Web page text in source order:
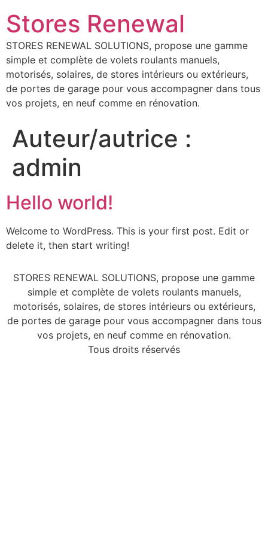
Stores Renewal
STORES RENEWAL SOLUTIONS, propose une gamme
simple et complète de volets roulants manuels,
motorisés, solaires, de stores intérieurs ou extérieurs,
de portes de garage pour vous accompagner dans tous
vos projets, en neuf comme en rénovation.
Auteur/autrice :
admin
Hello world!
Welcome to WordPress. This is your first post. Edit or
delete it, then start writing!
STORES RENEWAL SOLUTIONS, propose une gamme
simple et complète de volets roulants manuels,
motorisés, solaires, de stores intérieurs ou extérieurs,
de portes de garage pour vous accompagner dans tous
vos projets, en neuf comme en rénovation.
Tous droits réservés